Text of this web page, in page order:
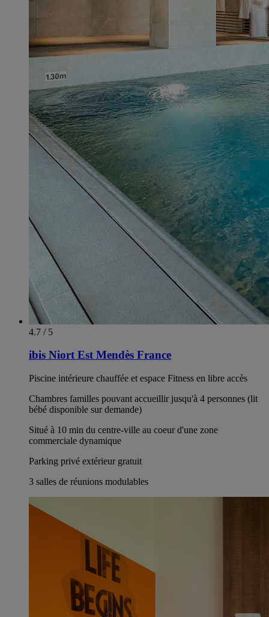
4.7 / 5
ibis Niort Est Mendès France
Piscine intérieure chauffée et espace Fitness en libre accès
Chambres familles pouvant accueillir jusqu'à 4 personnes (lit
bébé disponible sur demande)
Situé à 10 min du centre-ville au coeur d'une zone
commerciale dynamique
Parking privé extérieur gratuit
3 salles de réunions modulables